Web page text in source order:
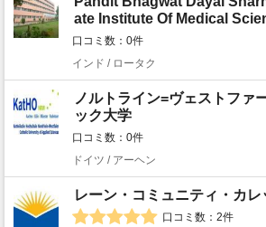
ate Institute Of Medical
口コミ数：0件
インド / ロータク
ノルトライン=ヴェストファ
ック大学
口コミ数：0件
ドイツ / アーヘン
レーン・コミュニティ・カレ
口コミ数：2件